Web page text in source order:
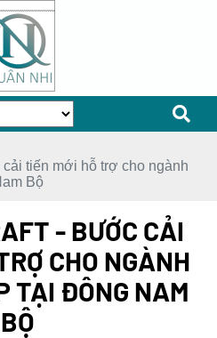
tiến mới hỗ trợ cho ngành
Bộ
- BƯỚC CẢI
CHO NGÀNH
TẠI ĐÔNG NAM
BỘ